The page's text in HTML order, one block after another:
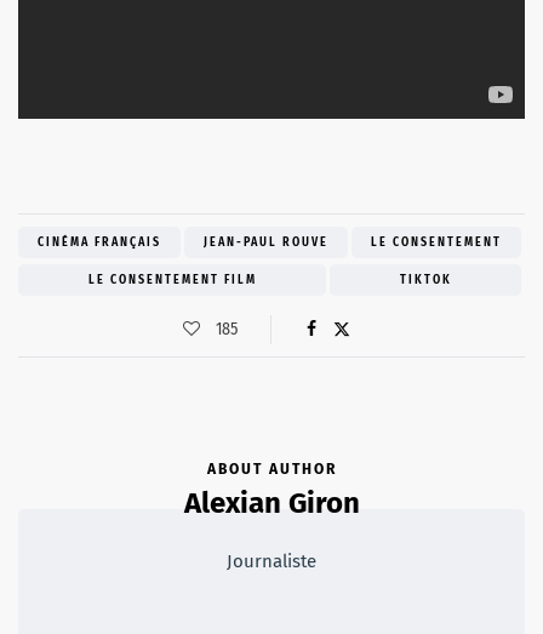
CINÉMA FRANÇAIS JEAN-PAUL ROUVE LE CONSENTEMENT
LE CONSENTEMENT FILM TIKTOK
185
ABOUT AUTHOR
Alexian Giron
Journaliste